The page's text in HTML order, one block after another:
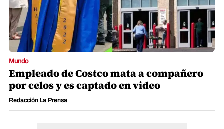
Mundo
Empleado de Costco mata a compañero
por celos y es captado en video
Redacción La Prensa